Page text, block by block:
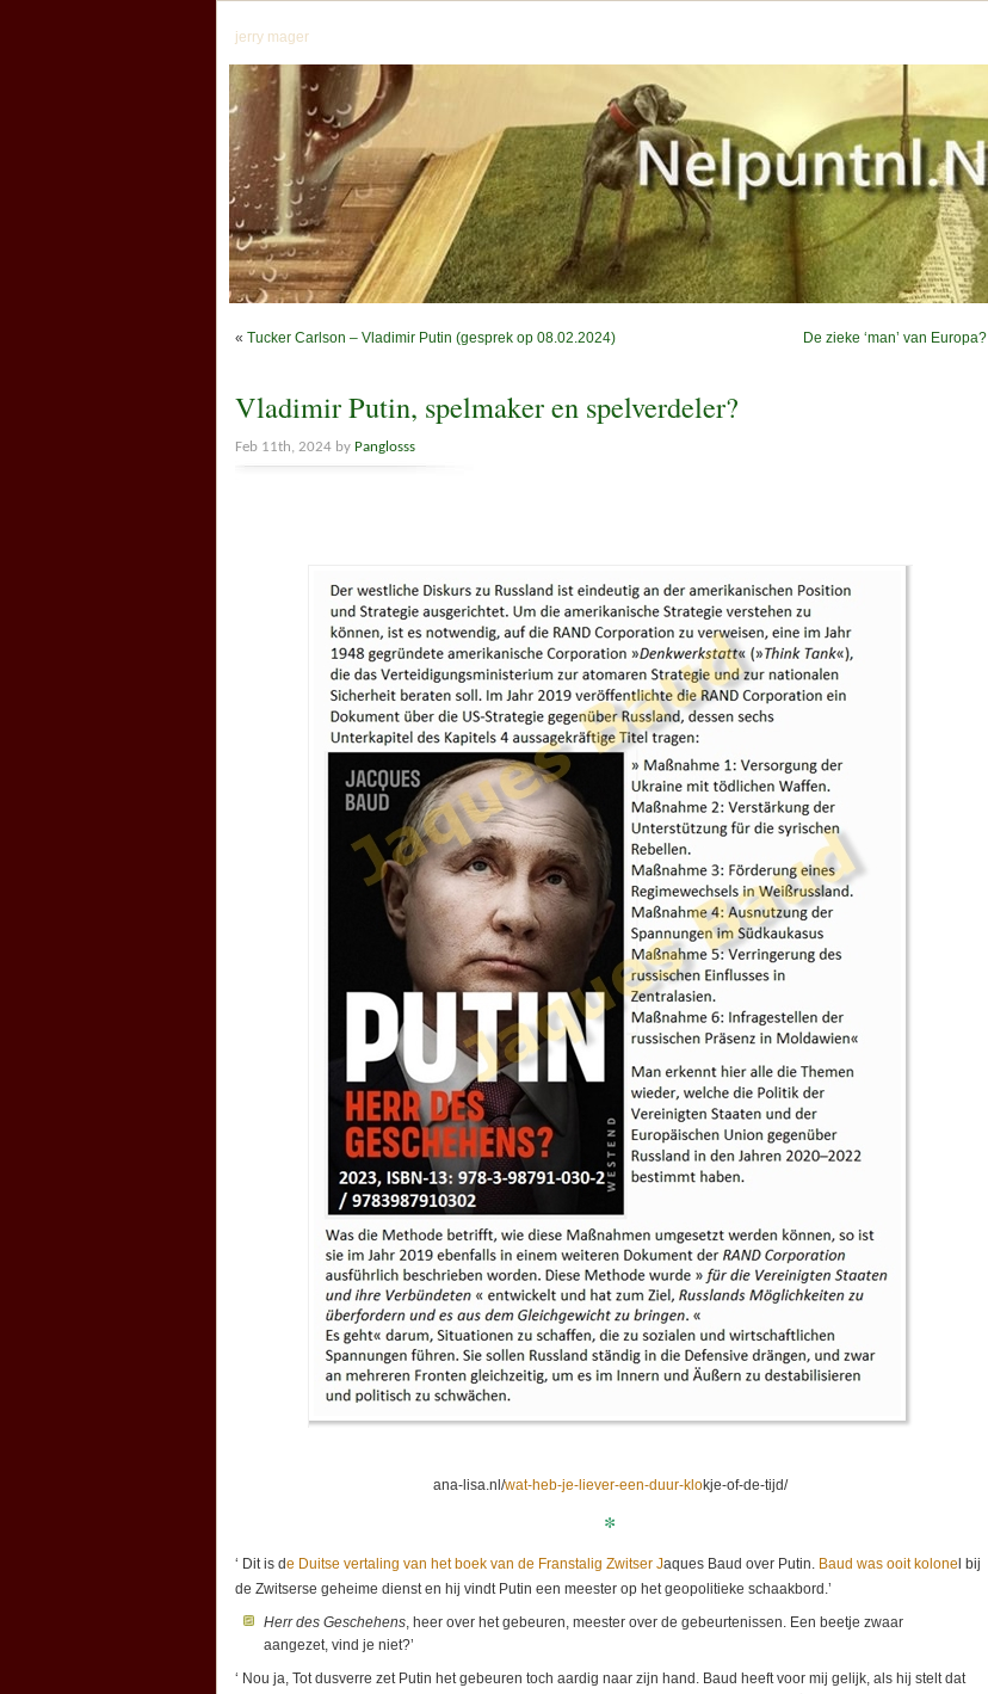
jerry mager
« Tucker Carlson – Vladimir Putin (gesprek op 08.02.2024) De zieke ‘man’ van Europa?
Vladimir Putin, spelmaker en spelverdeler?
Feb 11th, 2024 by Panglosss
ana-lisa.nl/wat-heb-je-liever-een-duur-klokje-of-de-tijd/
*
‘ Dit is de Duitse vertaling van het boek van de Franstalig Zwitser Jaques Baud over Putin. Baud was ooit kolonel bij
de Zwitserse geheime dienst en hij vindt Putin een meester op het geopolitieke schaakbord.’
Herr des Geschehens, heer over het gebeuren, meester over de gebeurtenissen. Een beetje zwaar
aangezet, vind je niet?’
‘ Nou ja, Tot dusverre zet Putin het gebeuren toch aardig naar zijn hand. Baud heeft voor mij gelijk, als hij stelt dat